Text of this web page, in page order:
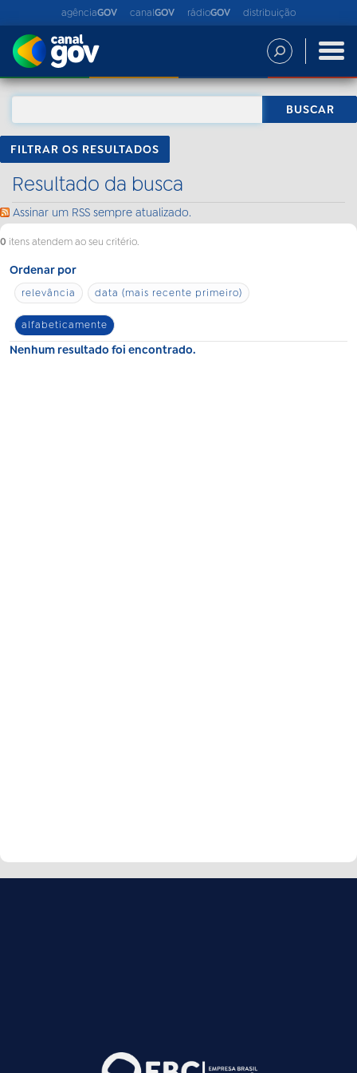
agênciaGOV canalGOV rádioGOV distribuição
FILTRAR OS RESULTADOS
Resultado da busca
Assinar um RSS sempre atualizado.
0 itens atendem ao seu critério.
Ordenar por
relevância data (mais recente primeiro)
alfabeticamente
Nenhum resultado foi encontrado.